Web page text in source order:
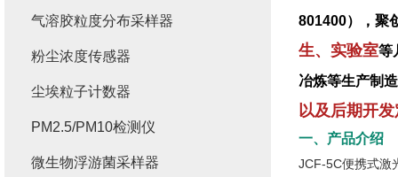
801400），聚
生、实验室等
冶炼等生产制
以及后期开
一、产品介绍
JCF-5C便携式激
气溶胶粒度分布采样器
粉尘浓度传感器
尘埃粒子计数器
PM2.5/PM10检测仪
微生物浮游菌采样器